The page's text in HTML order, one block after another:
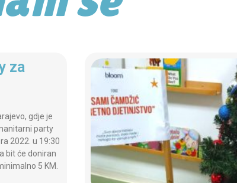
za
gdje je
party
2022. u 19:30
bit će doniran
5 KM.